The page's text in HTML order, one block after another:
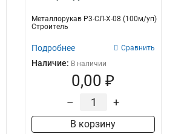
Металлорукав Р3-СЛ-Х-08 (100м/уп)
Строитель
Подробнее Сравнить
Наличие: В наличии
0,00 ₽
– +
В корзину